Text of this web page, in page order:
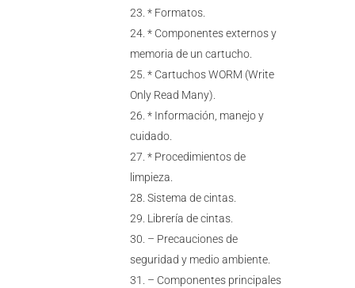
* Formatos.
* Componentes externos y
memoria de un cartucho.
* Cartuchos WORM (Write
Only Read Many).
* Información, manejo y
cuidado.
* Procedimientos de
limpieza.
Sistema de cintas.
Librería de cintas.
– Precauciones de
seguridad y medio ambiente.
– Componentes principales